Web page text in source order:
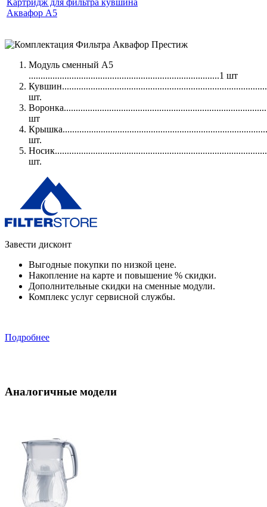
Картридж для фильтра кувшина
Аквафор А5
Модуль сменный А5
................................................................................1 шт
шт.
шт
шт.
шт.
Завести дисконт
Выгодные покупки по низкой цене.
Накопление на карте и повышение % скидки.
Дополнительные скидки на сменные модули.
Комплекс услуг сервисной службы.
Подробнее
Аналогичные модели